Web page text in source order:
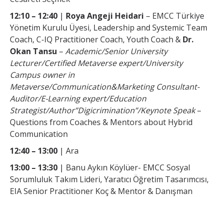
12:10 – 12:40 | Roya Angeji Heidari – EMCC Türkiye
Yönetim Kurulu Üyesi, Leadership and Systemic Team
Coach, C-IQ Practitioner Coach, Youth Coach & Dr.
Okan Tansu – Academic/Senior University
Lecturer/Certified Metaverse expert/University
Campus owner in
Metaverse/Communication&Marketing Consultant-
Auditor/E-Learning expert/Education
Strategist/Author”Digicrimination”/Keynote Speak–
Questions from Coaches & Mentors about Hybrid
Communication
12:40 – 13:00 | Ara
13:00 – 13:30 | Banu Aykın Köylüer- EMCC Sosyal
Sorumluluk Takım Lideri, Yaratıcı Öğretim Tasarımcısı,
EIA Senior Practitioner Koç & Mentor & Danışman